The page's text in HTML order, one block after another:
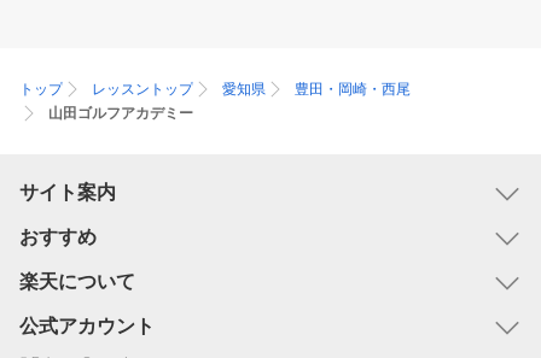
トップ レッスントップ 愛知県
豊田・岡崎・西尾
山田ゴルフアカデミー
サイト案内
おすすめ
楽天について
公式アカウント